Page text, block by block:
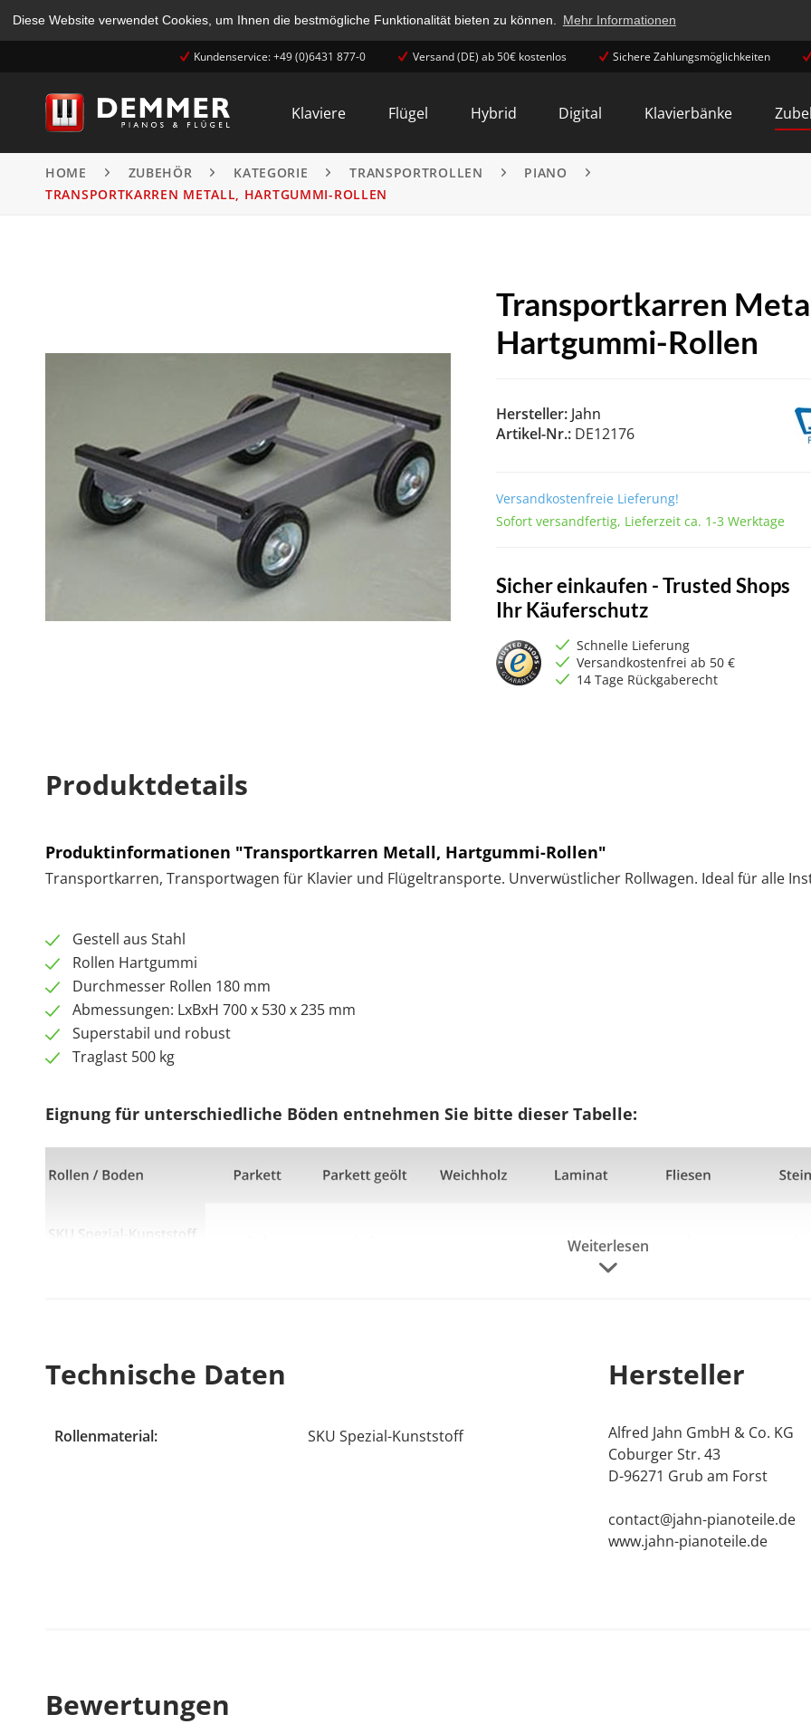
Diese Website verwendet Cookies, um Ihnen die bestmögliche Funktionalität bieten zu können. Mehr Informationen
Kundenservice: +49 (0)6431 877-0 Versand (DE) ab 50€ kostenlos Sichere Zahlungsmöglichkeiten
Klaviere Flügel Hybrid Digital Klavierbänke
HOME ZUBEHÖR KATEGORIE TRANSPORTROLLEN
PIANO
TRANSPORTKARREN METALL, HARTGUMMI-ROLLEN
Transportkarren
Hartgummi-Rollen
Hersteller: Jahn
Artikel-Nr.: DE12176
Versandkostenfreie Lieferung!
Sofort versandfertig, Lieferzeit ca. 1-3 Werktage
Sicher einkaufen - Trusted Shops
Ihr Käuferschutz
Schnelle Lieferung
Versandkostenfrei ab 50 €
14 Tage Rückgaberecht
Produktdetails
Produktinformationen "Transportkarren Metall, Hartgummi-Rollen"
Transportkarren, Transportwagen für Klavier und Flügeltransporte. Unverwüstlicher Rollwagen. Ideal für alle
Gestell aus Stahl
Rollen Hartgummi
Durchmesser Rollen 180 mm
Abmessungen: LxBxH 700 x 530 x 235 mm
Superstabil und robust
Traglast 500 kg
Eignung für unterschiedliche Böden entnehmen Sie bitte dieser Tabelle:
Wir übernehmen keine Haftung für eventuelle Schäden die durch Rollen oder Transporthilfen verursacht
Weiterlesen
Technische Daten
Rollenmaterial: SKU Spezial-Kunststoff
Hersteller
Alfred Jahn GmbH & Co. KG
Coburger Str. 43
D-96271 Grub am Forst
contact@jahn-pianoteile.de
www.jahn-pianoteile.de
Bewertungen